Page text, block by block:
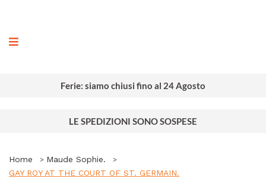
Ferie: siamo chiusi fino al 24 Agosto
LE SPEDIZIONI SONO SOSPESE
Home
Maude Sophie.
GAY ROY AT THE COURT OF ST. GERMAIN.